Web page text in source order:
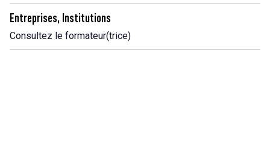
Entreprises, Institutions
Consultez le formateur(trice)